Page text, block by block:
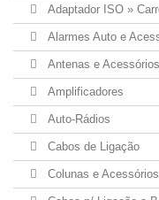
Adaptador ISO »
Alarmes Auto e
Antenas e Acessórios
Amplificadores
Auto-Rádios
Cabos de Ligação
Colunas e Acessórios